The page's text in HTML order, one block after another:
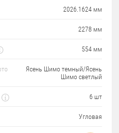
2026.1624 мм
2278 мм
554 мм
Ясень Шимо темный/Ясень
Шимо светлый
6 шт
Угловая